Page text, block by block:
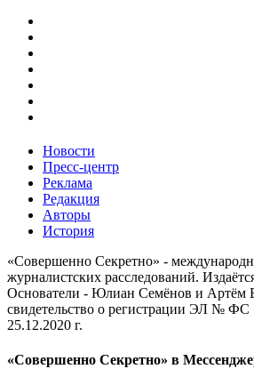
Новости
Пресс-центр
Реклама
Редакция
Авторы
История
«Совершенно Секретно» -
журналистских расследований.
Основатели - Юлиан Семёнов и Артём
свидетельство о регистрации ЭЛ № ФС
25.12.2020 г.
«Совершенно Секретно» в